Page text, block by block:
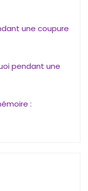
une coupure
pendant une
: